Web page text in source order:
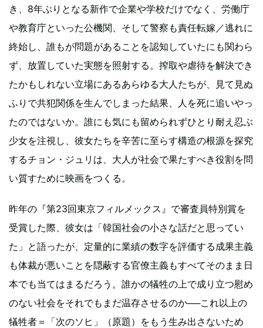
き、8年ぶりとなる新作で企業や学校だけでなく、労働庁
や教育庁といった公機関、そして警察も責任転嫁／逃れに
終始し、誰もが問題があることを認知していたにも関わら
ず、放置していた実態を照射する。搾取や虐待を解決でき
たかもしれない立場にあるあらゆる大人たちが、見て見ぬ
ふりで共犯関係を生んでしまった結果、人を死に追いやっ
たのではないか。誰にも気にも留められずひとり耐え忍ぶ
少女を注視し、彼女たちを辛苦に至らす構造の根源を探究
するチョン・ジュリは、大人が社会で果たすべき役割を問
い質すために映画をつくる。
昨年の『第23回東京フィルメックス』で審査員特別賞を
受賞した際、彼女は「韓国社会の小さな話だと思ってい
た」と語ったが、定量的に業績の数字を評価する成果主義
も体裁が悪いことを隠蔽する官僚主義もすべてそのまま日
本でも当てはまるだろう。誰かの犠牲の上で成り立つ慰め
のない社会をそれでもまだ温存させるのか──これ以上の
犠牲者＝「次のソヒ」（原題）をもう生み出さないため